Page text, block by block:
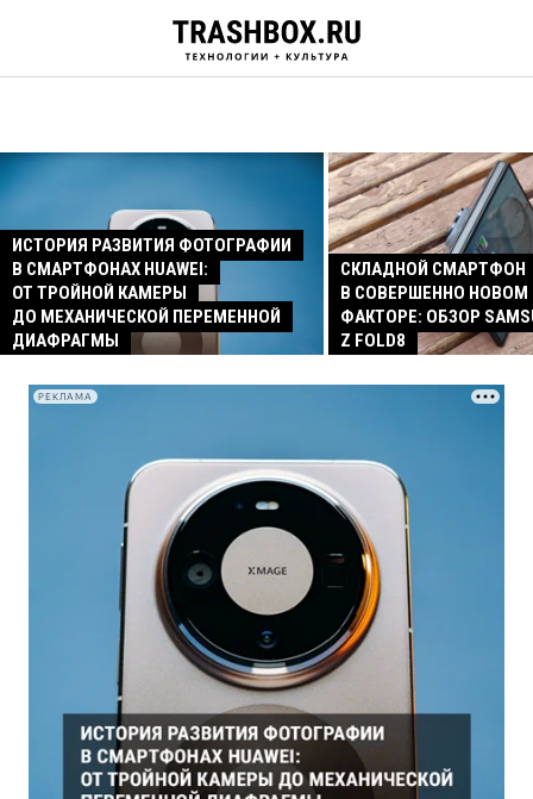
ИСТОРИЯ РАЗВИТИЯ ФОТОГРАФИИ
В СМАРТФОНАХ HUAWEI:
ОТ ТРОЙНОЙ КАМЕРЫ
ДО МЕХАНИЧЕСКОЙ ПЕРЕМЕННОЙ
ДИАФРАГМЫ
СКЛАДНОЙ СМАРТФОН
В СОВЕРШЕННО
ФАКТОРЕ: ОБЗОР
Z FOLD8
РЕКЛАМА